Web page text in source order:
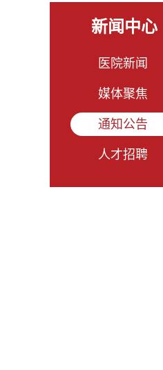
新闻中心
医院新闻
媒体聚焦
通知公告
人才招聘